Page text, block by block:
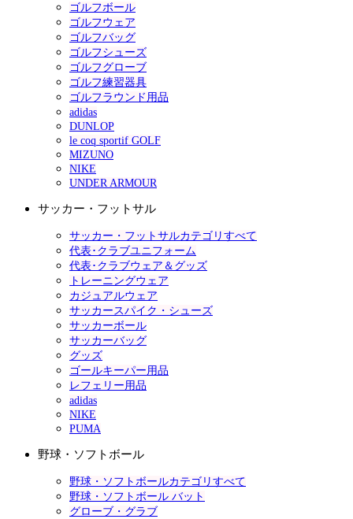
ゴルフボール
ゴルフウェア
ゴルフバッグ
ゴルフシューズ
ゴルフグローブ
ゴルフ練習器具
ゴルフラウンド用品
adidas
DUNLOP
le coq sportif GOLF
MIZUNO
NIKE
UNDER ARMOUR
サッカー・フットサル
サッカー・フットサルカテゴリすべて
代表･クラブユニフォーム
代表･クラブウェア＆グッズ
トレーニングウェア
カジュアルウェア
サッカースパイク・シューズ
サッカーボール
サッカーバッグ
グッズ
ゴールキーパー用品
レフェリー用品
adidas
NIKE
PUMA
野球・ソフトボール
野球・ソフトボールカテゴリすべて
野球・ソフトボール バット
グローブ・グラブ